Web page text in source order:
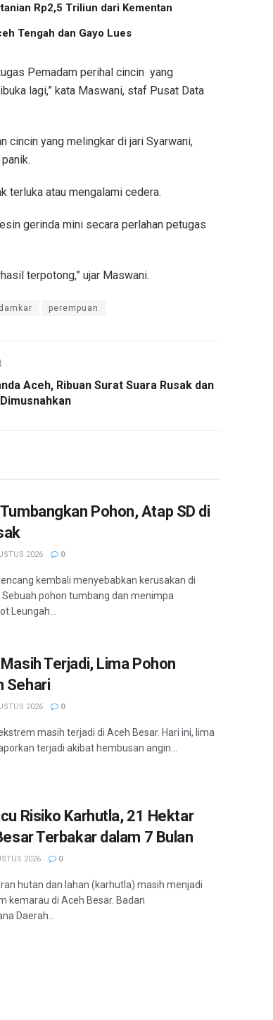
Rp2,5 Triliun dari Kementan
Tengah dan Gayo Lues
Pemadam perihal cincin yang
lagi,” kata Maswani, staf Pusat Data
cincin yang melingkar di jari Syarwani,
terluka atau mengalami cedera.
gerinda mini secara perlahan petugas
terpotong,” ujar Maswani.
damkar perempuan
Aceh, Ribuan Surat Suara Rusak dan
Pohon, Atap SD di
2026 0
kembali menyebabkan kerusakan di
Sebuah pohon tumbang dan menimpa
Leungah...
Terjadi, Lima Pohon
Sehari
2026 0
masih terjadi di Aceh Besar. Hari ini, lima
terjadi akibat hembusan angin...
Risiko Karhutla, 21 Hektar
Terbakar dalam 7 Bulan
2026 0
hutan dan lahan (karhutla) masih menjadi
kemarau di Aceh Besar. Badan
Daerah...